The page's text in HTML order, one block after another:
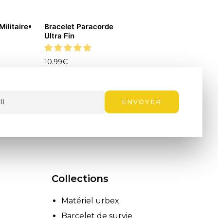
Bracelet Paracorde
Ultra Fin
10.99€
ENVOYER
Collections
Matériel urbex
Barcelet de survie